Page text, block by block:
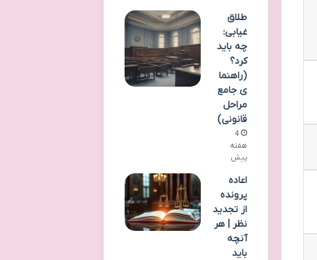
طلاق
غیابی:
چه باید
کرد؟
(راهنما
ی جامع
مراحل
قانونی)
4
هفته
پیش
اعاده
پرونده
از تجدید
نظر | هر
آنچه
باید